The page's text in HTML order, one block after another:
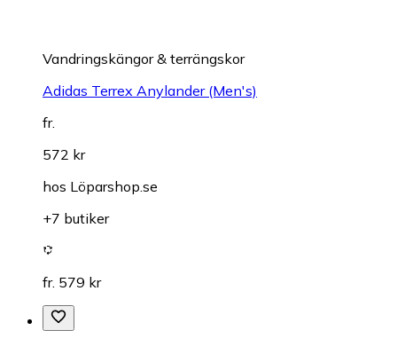
Vandringskängor & terrängskor
Adidas Terrex Anylander (Men's)
fr.
572 kr
hos Löparshop.se
+7 butiker
fr. 579 kr